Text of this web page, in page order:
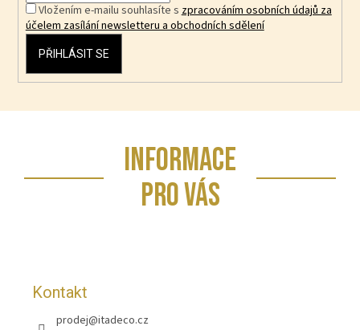
Vložením e-mailu souhlasíte s zpracováním osobních údajů za
účelem zasílání newsletteru a obchodních sdělení
PŘIHLÁSIT SE
INFORMACE
PRO VÁS
Kontakt
prodej@itadeco.cz